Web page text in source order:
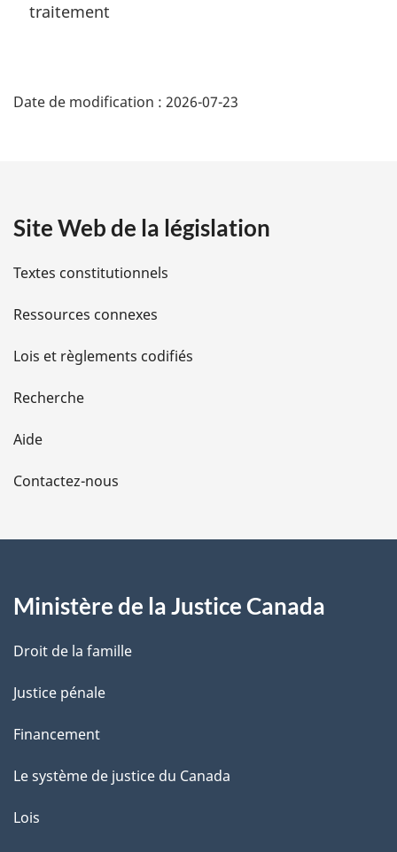
traitement
é
i
l
s
d
e
l
a
e
Date de modification : 2026-07-23
Site Web de la législation
Textes constitutionnels
Ressources connexes
Lois et règlements codifiés
Recherche
Aide
Contactez-nous
Ministère de la Justice Canada
Droit de la famille
Justice pénale
Financement
Le système de justice du Canada
Lois